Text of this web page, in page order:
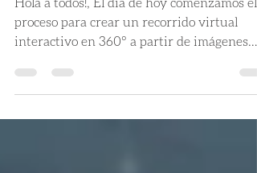
MEDELLIN - PARTE 1
Hola a todos!, El día de hoy comenzamos el
proceso para crear un recorrido virtual